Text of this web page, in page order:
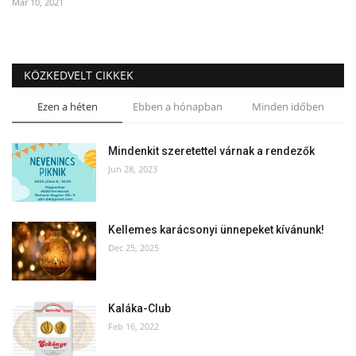
KÖZKEDVELT CIKKEK
Ezen a héten Ebben a hónapban Minden időben
Mindenkit szeretettel várnak a rendezők
Jun 28, 2023
Kellemes karácsonyi ünnepeket kívánunk!
Dec 25, 2025
Kaláka-Club
Feb 16, 2022